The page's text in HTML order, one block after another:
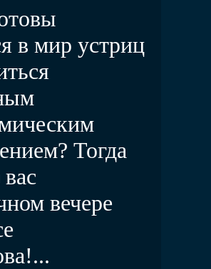
в мир устриц
Тогда
вечере